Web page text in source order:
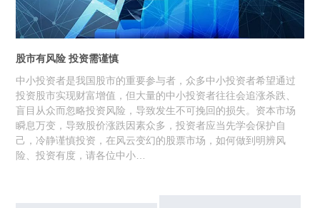
股市有风险 投资需谨慎
中小投资者是我国股市的重要参与者，众多中小投资者希望通过
投资股市实现财富增值，但大量的中小投资者往往会追涨杀跌、
盲目从众而忽略投资风险，导致发生不可挽回的损失。资本市场
瞬息万变，导致股价涨跌因素众多，投资者应当先学会保护自
己，冷静谨慎投资，在风云变幻的股票市场，如何做到明辨风
险、投资有度，请各位中小…